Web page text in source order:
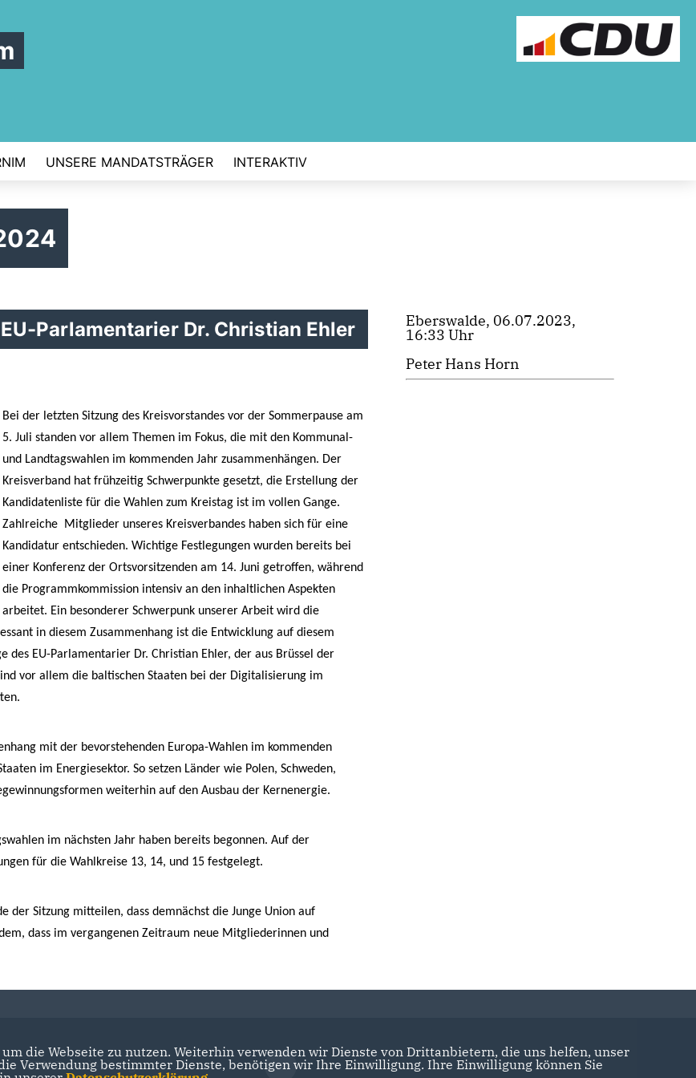
UNSERE MANDATSTRÄGER INTERAKTIV
Parlamentarier Dr. Christian Ehler
Bei der letzten Sitzung des Kreisvorstandes vor der Sommerpause am
5. Juli standen vor allem Themen im Fokus, die mit den Kommunal-
und Landtagswahlen im kommenden Jahr zusammenhängen. Der
Kreisverband hat frühzeitig Schwerpunkte gesetzt, die Erstellung der
Kandidatenliste für die Wahlen zum Kreistag ist im vollen Gange.
Zahlreiche Mitglieder unseres Kreisverbandes haben sich für eine
Kandidatur entschieden. Wichtige Festlegungen wurden bereits bei
einer Konferenz der Ortsvorsitzenden am 14. Juni getroffen, während
die Programmkommission intensiv an den inhaltlichen Aspekten
arbeitet. Ein besonderer Schwerpunk unserer Arbeit wird die
in diesem Zusammenhang ist die Entwicklung auf diesem
des EU-Parlamentarier Dr. Christian Ehler, der aus Brüssel der
vor allem die baltischen Staaten bei der Digitalisierung im
mit der bevorstehenden Europa-Wahlen im kommenden
im Energiesektor. So setzen Länder wie Polen, Schweden,
weiterhin auf den Ausbau der Kernenergie.
im nächsten Jahr haben bereits begonnen. Auf der
für die Wahlkreise 13, 14, und 15 festgelegt.
der Sitzung mitteilen, dass demnächst die Junge Union auf
dass im vergangenen Zeitraum neue Mitgliederinnen und
Eberswalde, 06.07.2023,
16:33 Uhr
Peter Hans Horn
CDU Brandenburg
die Webseite zu nutzen. Weiterhin verwenden wir Dienste von Drittanbietern, die uns helfen, unser
Verwendung bestimmter Dienste, benötigen wir Ihre Einwilligung. Ihre Einwilligung können Sie